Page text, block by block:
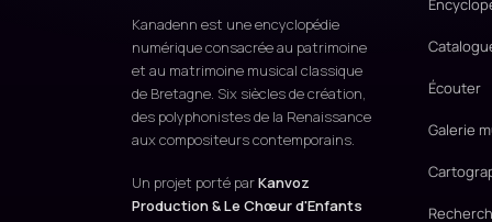
Kanadenn est une encyclopédie
numérique consacrée au patrimoine
et au matrimoine musical classique
de Bretagne. Six siècles de création,
des polyphonistes de la Renaissance
aux compositeurs contemporains.
Un projet porté parKanvoz
Production & Le Chœur d'Enfants
Écouter
Galerie